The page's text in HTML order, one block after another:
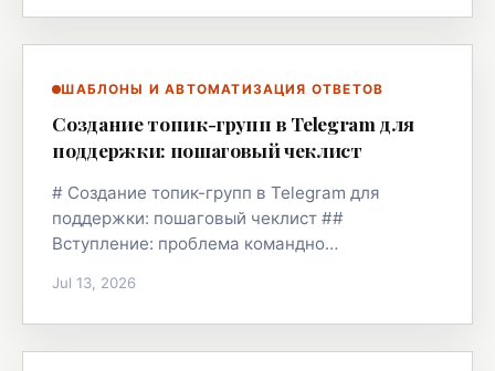
ШАБЛОНЫ И АВТОМАТИЗАЦИЯ ОТВЕТОВ
Создание топик-групп в Telegram для
поддержки: пошаговый чеклист
# Создание топик-групп в Telegram для
поддержки: пошаговый чеклист ##
Вступление: проблема командно…
Jul 13, 2026